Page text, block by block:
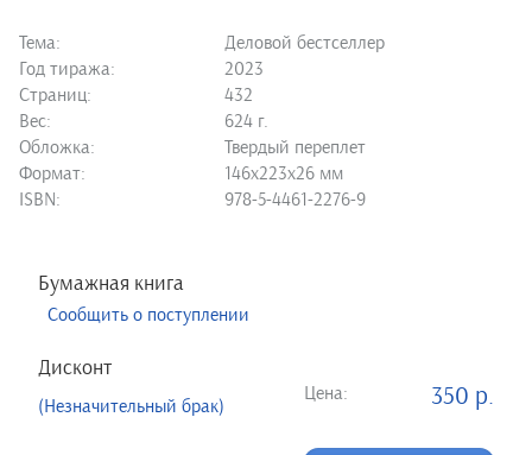
Тема:
Деловой бестселлер
Год тиража:
2023
Страниц:
432
Вес:
624 г.
Обложка:
Твердый переплет
Формат:
146х223х26 мм
ISBN:
978-5-4461-2276-9
Бумажная книга
Сообщить о поступлении
Дисконт
(Незначительный брак)
Цена: 350 р.